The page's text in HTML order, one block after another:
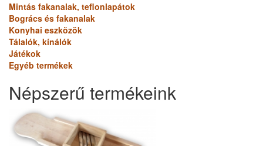
Mintás fakanalak, teflonlapátok
Bogrács és fakanalak
Konyhai eszközök
Tálalók, kínálók
Játékok
Egyéb termékek
Népszerű termékeink